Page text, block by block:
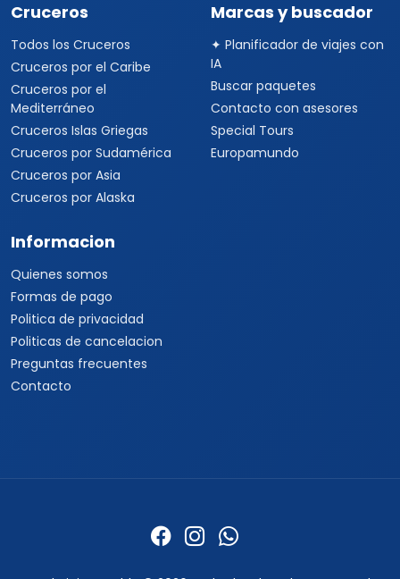
Cruceros
Todos los Cruceros
Cruceros por el Caribe
Cruceros por el
Mediterráneo
Cruceros Islas Griegas
Cruceros por Sudamérica
Cruceros por Asia
Cruceros por Alaska
Marcas y buscador
✦ Planificador de viajes con
IA
Buscar paquetes
Contacto con asesores
Special Tours
Europamundo
Informacion
Quienes somos
Formas de pago
Politica de privacidad
Politicas de cancelacion
Preguntas frecuentes
Contacto